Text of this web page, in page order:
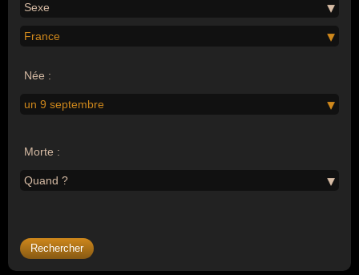
Sexe
France
Née :
un 9 septembre
Morte :
Quand ?